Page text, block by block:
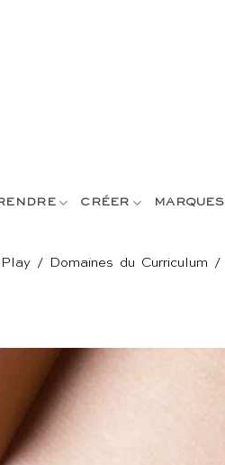
CRÉER MARQUES
/ Domaines du Curriculum /